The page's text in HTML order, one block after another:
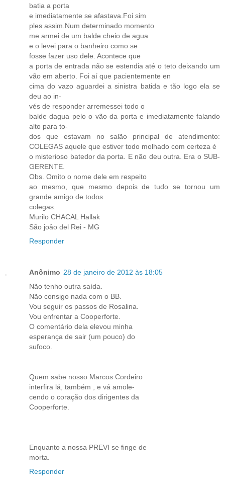
batia a porta
e imediatamente se afastava.Foi sim
ples assim.Num determinado momento
me armei de um balde cheio de agua
e o levei para o banheiro como se
fosse fazer uso dele. Acontece que
a porta de entrada não se estendia até o teto deixando um
vão em aberto. Foi aí que pacientemente en
cima do vazo aguardei a sinistra batida e tão logo ela se
deu ao in-
vés de responder arremessei todo o
balde dagua pelo o vão da porta e imediatamente falando
alto para to-
dos que estavam no salão principal de atendimento:
COLEGAS aquele que estiver todo molhado com certeza é
o misterioso batedor da porta. E não deu outra. Era o SUB-
GERENTE.
Obs. Omito o nome dele em respeito
ao mesmo, que mesmo depois de tudo se tornou um
grande amigo de todos
colegas.
Murilo CHACAL Hallak
São joâo del Rei - MG
Responder
Anônimo 28 de janeiro de 2012 às 18:05
Não tenho outra saída.
Não consigo nada com o BB.
Vou seguir os passos de Rosalina.
Vou enfrentar a Cooperforte.
O comentário dela elevou minha
esperança de sair (um pouco) do
sufoco.
Quem sabe nosso Marcos Cordeiro
interfira lá, também , e vá amole-
cendo o coração dos dirigentes da
Cooperforte.
Enquanto a nossa PREVI se finge de
morta.
Responder